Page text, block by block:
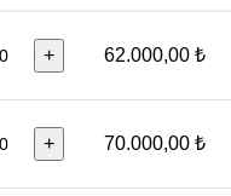
+ 62.000,00 ₺
+ 70.000,00 ₺